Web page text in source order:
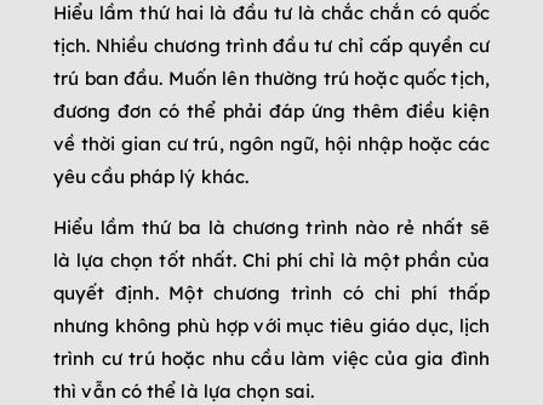
Hiểu lầm thứ hai là đầu tư là chắc chắn có quốc
tịch. Nhiều chương trình đầu tư chỉ cấp quyền cư
trú ban đầu. Muốn lên thường trú hoặc quốc tịch,
đương đơn có thể phải đáp ứng thêm điều kiện
về thời gian cư trú, ngôn ngữ, hội nhập hoặc các
yêu cầu pháp lý khác.
Hiểu lầm thứ ba là chương trình nào rẻ nhất sẽ
là lựa chọn tốt nhất. Chi phí chỉ là một phần của
quyết định. Một chương trình có chi phí thấp
nhưng không phù hợp với mục tiêu giáo dục, lịch
trình cư trú hoặc nhu cầu làm việc của gia đình
thì vẫn có thể là lựa chọn sai.